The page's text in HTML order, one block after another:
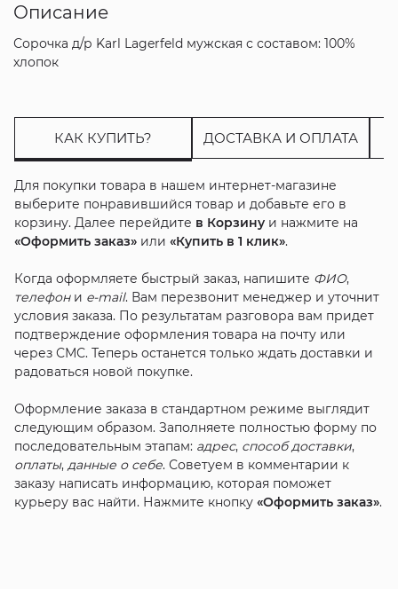
Описание
Сорочка д/р Karl Lagerfeld мужская с составом: 100%
хлопок
КАК КУПИТЬ? ДОСТАВКА И ОПЛАТА
Для покупки товара в нашем интернет-магазине
выберите понравившийся товар и добавьте его в
корзину. Далее перейдите в Корзинуи нажмите на
«Оформить заказ»или «Купить в 1 клик».
Когда оформляете быстрый заказ, напишите ФИО,
телефони e-mail. Вам перезвонит менеджер и уточнит
условия заказа. По результатам разговора вам придет
подтверждение оформления товара на почту или
через СМС. Теперь останется только ждать доставки и
радоваться новой покупке.
Оформление заказа в стандартном режиме выглядит
следующим образом. Заполняете полностью форму по
последовательным этапам: адрес, способ доставки,
оплаты, данные о себе. Советуем в комментарии к
заказу написать информацию, которая поможет
курьеру вас найти. Нажмите кнопку «Оформить заказ».